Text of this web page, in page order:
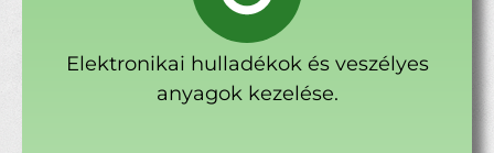
Elektronikai hulladékok és veszélyes
anyagok kezelése.